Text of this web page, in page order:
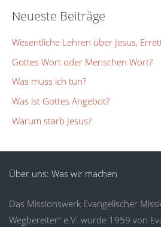
Neueste Beiträge
Wesentliche Lehren über Jesus,
Gottes Wort oder Menschen Wort?
Was muss ich tun?
Was ist Gottes Angebot?
Warum starb Jesus?
Über uns: Was wir machen
Das Missionswerk Evangelischer
Wegbereiter“ e.V. wurde 1959 von